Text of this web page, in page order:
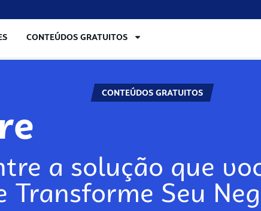
CONTEÚDOS GRATUITOS
CONTEÚDOS GRATUITOS
a solução que
Transforme Seu